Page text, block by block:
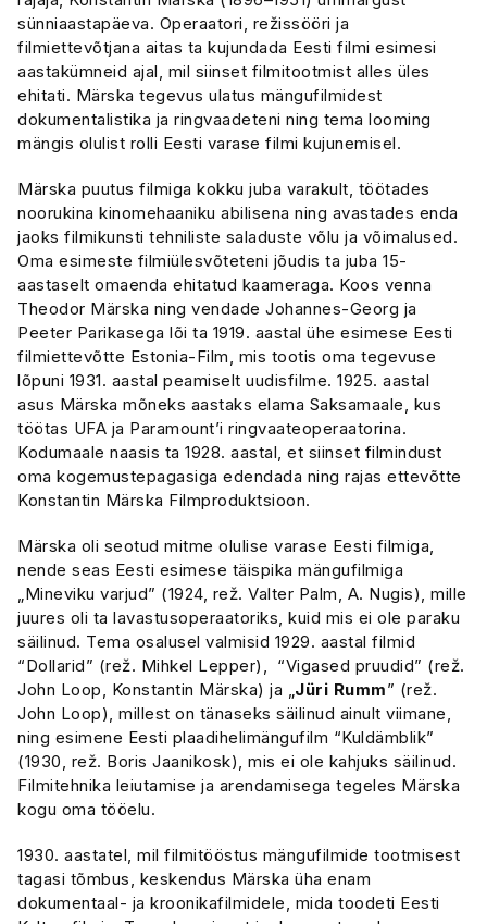
sünniaastapäeva. Operaatori, režissööri ja
filmiettevõtjana aitas ta kujundada Eesti filmi esimesi
aastakümneid ajal, mil siinset filmitootmist alles üles
ehitati. Märska tegevus ulatus mängufilmidest
dokumentalistika ja ringvaadeteni ning tema looming
mängis olulist rolli Eesti varase filmi kujunemisel.
Märska puutus filmiga kokku juba varakult, töötades
noorukina kinomehaaniku abilisena ning avastades enda
jaoks filmikunsti tehniliste saladuste võlu ja võimalused.
Oma esimeste filmiülesvõteteni jõudis ta juba 15-
aastaselt omaenda ehitatud kaameraga. Koos venna
Theodor Märska ning vendade Johannes-Georg ja
Peeter Parikasega lõi ta 1919. aastal ühe esimese Eesti
filmiettevõtte Estonia-Film, mis tootis oma tegevuse
lõpuni 1931. aastal peamiselt uudisfilme. 1925. aastal
asus Märska mõneks aastaks elama Saksamaale, kus
töötas UFA ja Paramount’i ringvaateoperaatorina.
Kodumaale naasis ta 1928. aastal, et siinset filmindust
oma kogemustepagasiga edendada ning rajas ettevõtte
Konstantin Märska Filmproduktsioon.
Märska oli seotud mitme olulise varase Eesti filmiga,
nende seas Eesti esimese täispika mängufilmiga
„Mineviku varjud” (1924, rež. Valter Palm, A. Nugis), mille
juures oli ta lavastusoperaatoriks, kuid mis ei ole paraku
säilinud. Tema osalusel valmisid 1929. aastal filmid
“Dollarid” (rež. Mihkel Lepper), “Vigased pruudid” (rež.
John Loop, Konstantin Märska) ja „Jüri Rumm” (rež.
John Loop), millest on tänaseks säilinud ainult viimane,
ning esimene Eesti plaadihelimängufilm “Kuldämblik”
(1930, rež. Boris Jaanikosk), mis ei ole kahjuks säilinud.
Filmitehnika leiutamise ja arendamisega tegeles Märska
kogu oma tööelu.
1930. aastatel, mil filmitööstus mängufilmide tootmisest
tagasi tõmbus, keskendus Märska üha enam
dokumentaal- ja kroonikafilmidele, mida toodeti Eesti